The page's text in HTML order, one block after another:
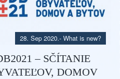
- What is new?
28. Sep 2020.
– SČÍTANIE
DOMOV